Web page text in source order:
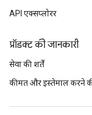
API एक्सप्लोरर
प्रॉडक्ट की जानकारी
सेवा की शर्तें
कीमत और इस्तेमाल करने